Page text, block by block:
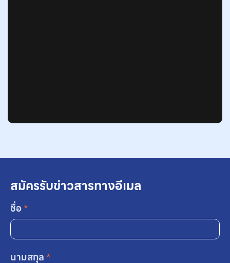
สมัครรับข่าวสารทางอีเมล
ชื่อ*
นามสกุล *